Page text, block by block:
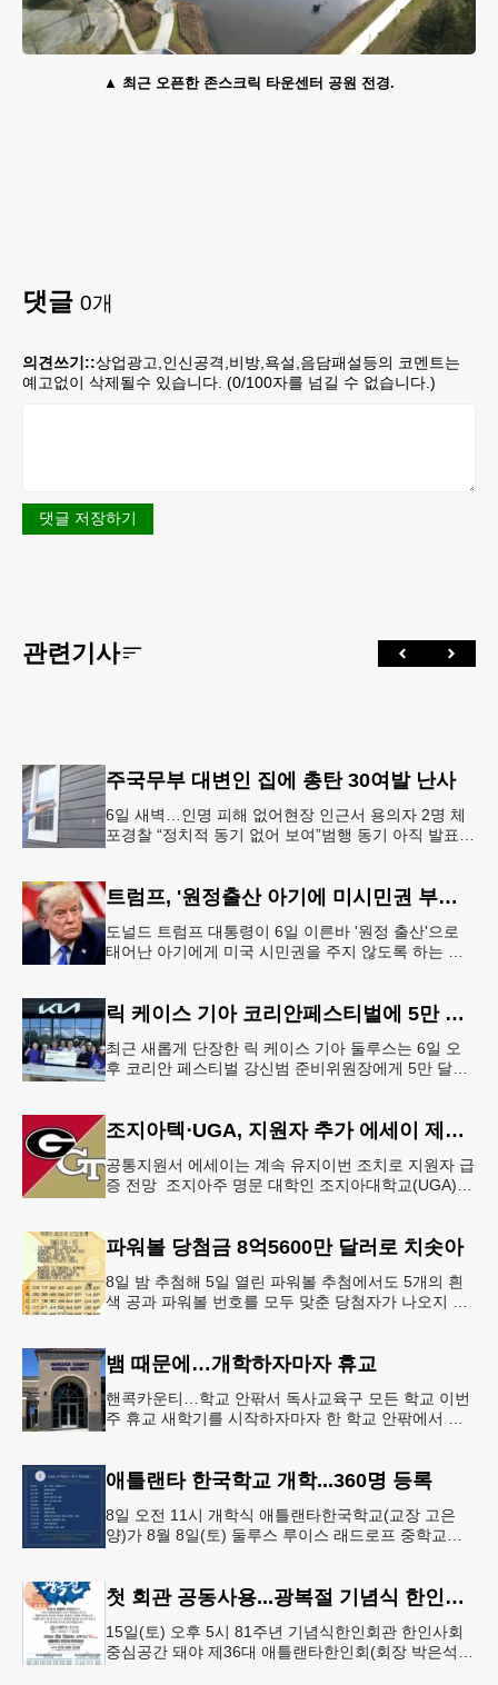
최근 오픈한 존스크릭 타운센터 공원 전경.
댓글 0개
의견쓰기::상업광고,인신공격,비방,욕설,음담패설등의 코멘트는
예고없이 삭제될수 있습니다. (0/100자를 넘길 수 없습니다.)
댓글 저장하기
관련기사
주국무부 대변인 집에 총탄 30여발 난사
6일 새벽…인명 피해 없어현장 인근서 용의자 2명 체
포경찰 “정치적 동기 없어 보여”범행 동기 아직 발표
트럼프, '원정출산 아기에 미시민권 부여 금지' 행정명령 서명
도널드 트럼프 대통령이 6일 이른바 '원정 출산'으로
태어난 아기에게 미국 시민권을 주지 않도록 하는 행
릭 케이스 기아 코리안페스티벌에 5만 달러 후원
최근 새롭게 단장한 릭 케이스 기아 둘루스는 6일 오
후 코리안 페스티벌 강신범 준비위원장에게 5만 달러
조지아텍⋅UGA, 지원자 추가 에세이 제출 폐지
공통지원서 에세이는 계속 유지이번 조치로 지원자 급
증 전망 조지아주 명문 대학인 조지아대학교(UGA)와
파워볼 당첨금 8억5600만 달러로 치솟아
8일 밤 추첨해 5일 열린 파워볼 추첨에서도 5개의 흰
색 공과 파워볼 번호를 모두 맞춘 당첨자가 나오지 않
뱀 때문에…개학하자마자 휴교
핸콕카운티…학교 안팎서 독사교육구 모든 학교 이번
주 휴교 새학기를 시작하자마자 한 학교 안팎에서 잇
애틀랜타 한국학교 개학...360명 등록
8일 오전 11시 개학식 애틀랜타한국학교(교장 고은
양)가 8월 8일(토) 둘루스 루이스 래드로프 중학교에
첫 회관 공동사용...광복절 기념식 한인회관서
15일(토) 오후 5시 81주년 기념식한인회관 한인사회
중심공간 돼야 제36대 애틀랜타한인회(회장 박은석·